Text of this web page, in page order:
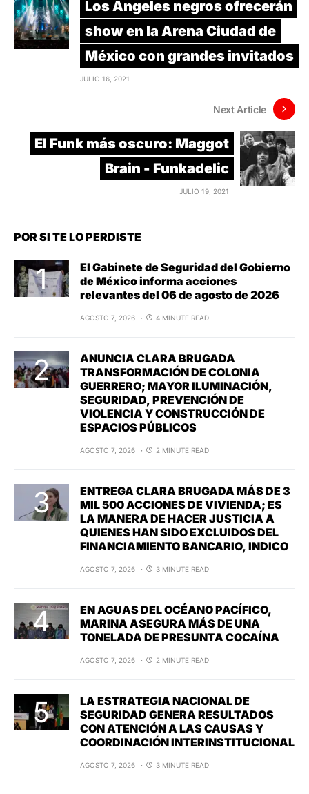
Los Ángeles negros ofrecerán
show en la Arena Ciudad de
México con grandes invitados
JULIO 16, 2021
Next Article
El Funk más oscuro: Maggot
Brain - Funkadelic
JULIO 19, 2021
POR SI TE LO PERDISTE
El Gabinete de Seguridad del Gobierno
de México informa acciones
relevantes del 06 de agosto de 2026
AGOSTO 7, 2026 4 MINUTE READ
ANUNCIA CLARA BRUGADA
TRANSFORMACIÓN DE COLONIA
GUERRERO; MAYOR ILUMINACIÓN,
SEGURIDAD, PREVENCIÓN DE
VIOLENCIA Y CONSTRUCCIÓN DE
ESPACIOS PÚBLICOS
AGOSTO 7, 2026 2 MINUTE READ
ENTREGA CLARA BRUGADA MÁS DE 3
MIL 500 ACCIONES DE VIVIENDA; ES
LA MANERA DE HACER JUSTICIA A
QUIENES HAN SIDO EXCLUIDOS DEL
FINANCIAMIENTO BANCARIO, INDICO
AGOSTO 7, 2026 3 MINUTE READ
EN AGUAS DEL OCÉANO PACÍFICO,
MARINA ASEGURA MÁS DE UNA
TONELADA DE PRESUNTA COCAÍNA
AGOSTO 7, 2026 2 MINUTE READ
LA ESTRATEGIA NACIONAL DE
SEGURIDAD GENERA RESULTADOS
CON ATENCIÓN A LAS CAUSAS Y
COORDINACIÓN INTERINSTITUCIONAL
AGOSTO 7, 2026 3 MINUTE READ